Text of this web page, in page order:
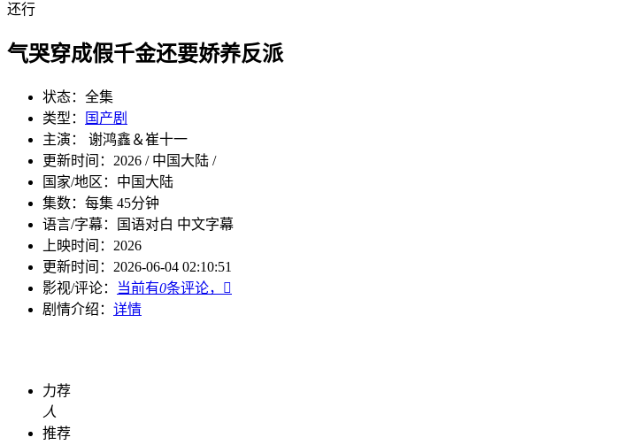
还行
气哭穿成假千金还要娇养反派
状态： 全集
类型：
国产剧
主演： 谢鸿鑫＆崔十一
更新时间： 2026 / 中国大陆 /
国家/地区： 中国大陆
集数： 每集 45分钟
语言/字幕：
国语对白 中文字幕
上映时间： 2026
更新时间： 2026-06-04 02:10:51
影视/评论：
当前有0条评论，

剧情介绍： 详情
力荐
人
推荐